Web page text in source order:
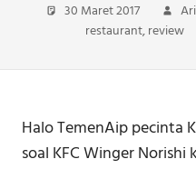
30 Maret 2017
restaurant,review
Halo TemenAip pecinta
soal KFC Winger